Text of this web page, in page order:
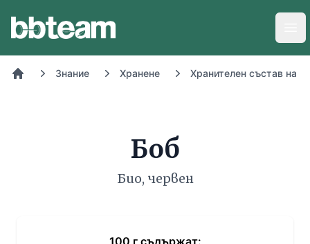
Знание Хранене Хранителен състав на
Боб
Био, червен
100 г съдържат: